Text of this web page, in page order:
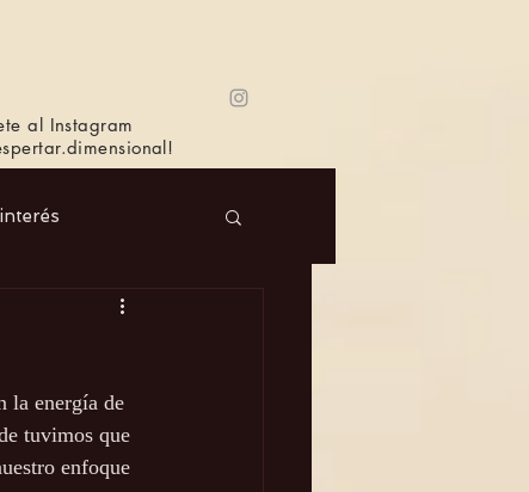
al Instagram
Música
Bioagricultura
la energía de
tuvimos que
enfoque